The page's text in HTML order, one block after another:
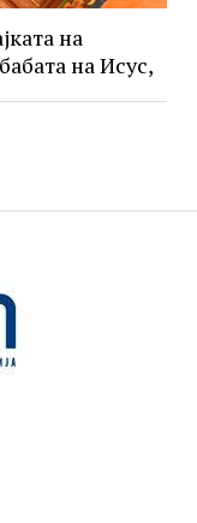
на
на Исус,